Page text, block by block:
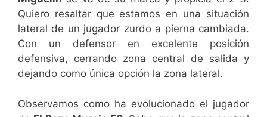
Quiero resaltar que estamos en una situación
lateral de un jugador zurdo a pierna cambiada.
Con un defensor en excelente posición
defensiva, cerrando zona central de salida y
dejando como única opción la zona lateral.
Observamos como ha evolucionado el jugador